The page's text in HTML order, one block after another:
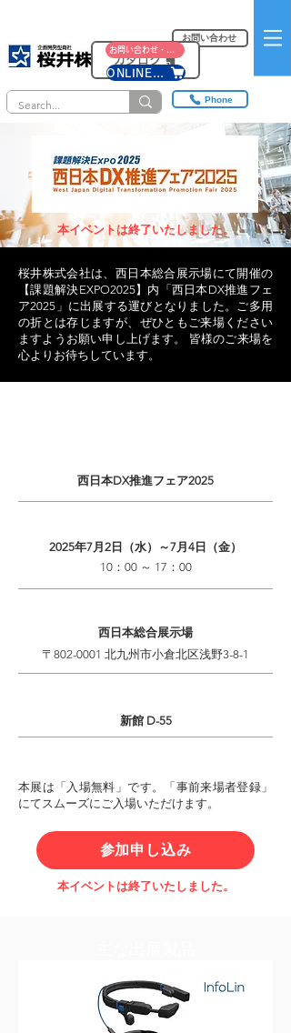
お問い合わせ
カタログ
お問い合わせ・資料請求
Phone
本イベントは終了いたしました。
桜井株式会社は、西日本総合展示場にて開催の
【課題解決EXPO2025】内「西日本DX推進フェ
ア2025」に出展する運びとなりました。ご多用
の折とは存じますが、ぜひともご来場ください
ますようお願い申し上げます。 皆様のご来場を
心よりお待ちしています。
西日本DX推進フェア2025
2025年7月2日（水）～7月4日（金）
10：00 ～ 17：00
西日本総合展示場
〒802-0001 北九州市小倉北区浅野3-8-1
新館 D-55
本展は「入場無料」です。「事前来場者登録」
にてスムーズにご入場いただけます。
参加申し込み
本イベントは終了いたしました。